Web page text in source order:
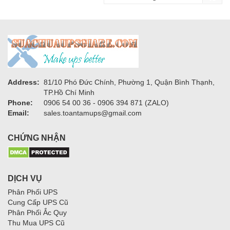
Address: 81/10 Phó Đức Chính, Phường 1, Quận Bình Thạnh,
TP.Hồ Chí Minh
Phone:
0906 54 00 36 - 0906 394 871 (ZALO)
Email:
sales.toantamups@gmail.com
CHỨNG NHẬN
DỊCH VỤ
Phân Phối UPS
Cung Cấp UPS Cũ
Phân Phối Ắc Quy
Thu Mua UPS Cũ